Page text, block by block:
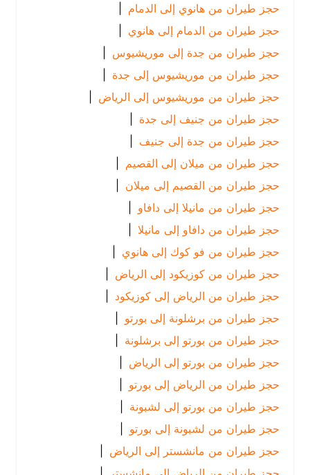
حجز طيران من هانوي إلى الدمام
|
حجز طيران من الدمام إلى هانوي
|
حجز طيران من جدة إلى موريشيوس |
حجز طيران من موريشيوس إلى جدة
حجز طيران من موريشيوس إلى الرياض
|
حجز طيران من جنيف إلى جدة
حجز طيران من جدة إلى جنيف |
حجز طيران من ميلان إلى القصيم |
حجز طيران من القصيم إلى ميلان |
حجز طيران من مانيلا إلى دافاو
|
حجز طيران من دافاو إلى مانيلا |
حجز طيران من فو كوك إلى هانوي
|
حجز طيران من كوزيكود إلى الرياض
|
حجز طيران من الرياض إلى كوزيكود
|
حجز طيران من برشلونة إلى بورتو
|
حجز طيران من بورتو إلى برشلونة
|
حجز طيران من بورتو إلى الرياض
|
حجز طيران من الرياض إلى بورتو
|
حجز طيران من بورتو إلى لشبونة |
حجز طيران من لشبونة إلى بورتو
|
حجز طيران من مانشستر إلى الرياض
|